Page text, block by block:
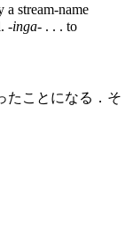
a stream-name
-inga- . . . to
たことになる．そ